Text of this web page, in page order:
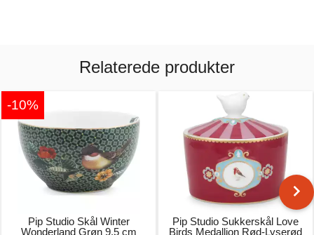
Relaterede produkter
-10%
Pip Studio Skål Winter
Wonderland Grøn 9,5 cm
Pip Studio Sukkerskål Love
Birds Medallion Rød-Lyserød